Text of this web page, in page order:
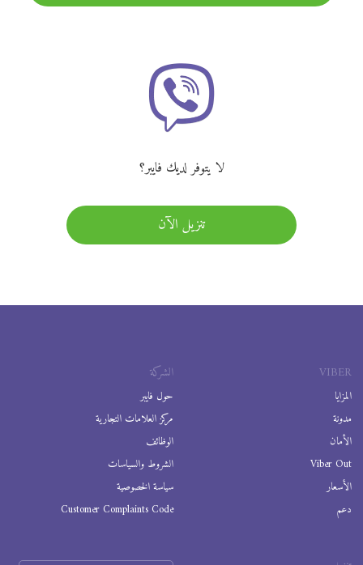
لا يتوفر لديك فايبر؟
تنزيل الآن
VIBER
المزايا
مدونة
الأمان
Viber Out
الأسعار
دعم
الشركة
حول فايبر
مركز العلامات التجارية
الوظائف
الشروط والسياسات
سياسة الخصوصية
Customer Complaints Code